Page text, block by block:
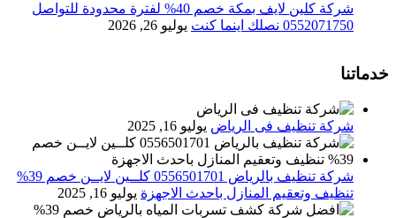
شركة كلين لايف بمكة خصم 40% لفترة محدودة للتواصل
0552071750 نصلك اينما كنت
يوليو 26, 2026
خدماتنا
شركة تنظيف فى الرياض يوليو 16, 2025
شركة تنظيف بالرياض 0556501701 كلــين لايــن خصم 39%
تنظيف وتعقيم المنازل باحدث الاجهزة يوليو 16, 2025